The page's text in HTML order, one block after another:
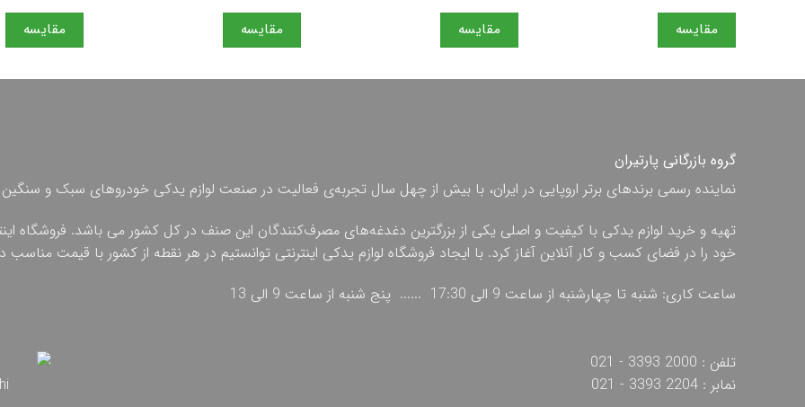
مقایسه مقایسه مقایسه مقایسه
گروه بازرگانی پارتیران
نماینده رسمی برندهای برتر اروپایی در ایران، با بیش از چهل سال تجربه‌ی فعالیت در صنعت لوازم یدکی خودروهای سبک و
تهیه و خرید لوازم یدکی با کیفیت و اصلی یکی از بزرگترین دغدغه‌های مصرف‌کنندگان این صنف در کل کشور می باشد. فروشگاه
خود را در فضای کسب و کار آنلاین آغاز کرد. با ایجاد فروشگاه لوازم یدکی اینترنتی توانستیم در هر نقطه از کشور با قیمت
ساعت کاری: شنبه تا چهارشنبه از ساعت 9 الی 17:30 ...... پنج شنبه از ساعت 9 الی 13
تلفن : 2000 3393 - 021
نمابر : 2204 3393 - 021